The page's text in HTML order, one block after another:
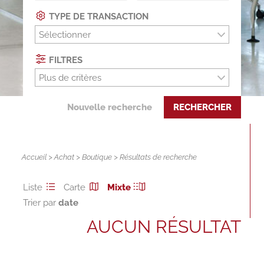
TYPE DE TRANSACTION
Sélectionner
FILTRES
Plus de critères
Nouvelle recherche RECHERCHER
Accueil >Achat >Boutique > Résultats de recherche
Liste Carte
Mixte
Trier par
AUCUN RÉSULTAT